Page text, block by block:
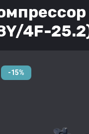
4F-
-15%